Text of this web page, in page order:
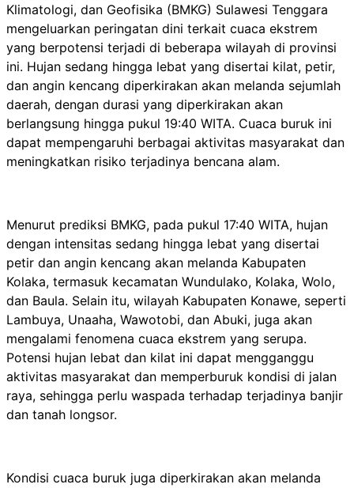
Klimatologi, dan Geofisika (BMKG) Sulawesi Tenggara
mengeluarkan peringatan dini terkait cuaca ekstrem
yang berpotensi terjadi di beberapa wilayah di provinsi
ini. Hujan sedang hingga lebat yang disertai kilat, petir,
dan angin kencang diperkirakan akan melanda sejumlah
daerah, dengan durasi yang diperkirakan akan
berlangsung hingga pukul 19:40 WITA. Cuaca buruk ini
dapat mempengaruhi berbagai aktivitas masyarakat dan
meningkatkan risiko terjadinya bencana alam.
Menurut prediksi BMKG, pada pukul 17:40 WITA, hujan
dengan intensitas sedang hingga lebat yang disertai
petir dan angin kencang akan melanda Kabupaten
Kolaka, termasuk kecamatan Wundulako, Kolaka, Wolo,
dan Baula. Selain itu, wilayah Kabupaten Konawe, seperti
Lambuya, Unaaha, Wawotobi, dan Abuki, juga akan
mengalami fenomena cuaca ekstrem yang serupa.
Potensi hujan lebat dan kilat ini dapat mengganggu
aktivitas masyarakat dan memperburuk kondisi di jalan
raya, sehingga perlu waspada terhadap terjadinya banjir
dan tanah longsor.
Kondisi cuaca buruk juga diperkirakan akan melanda